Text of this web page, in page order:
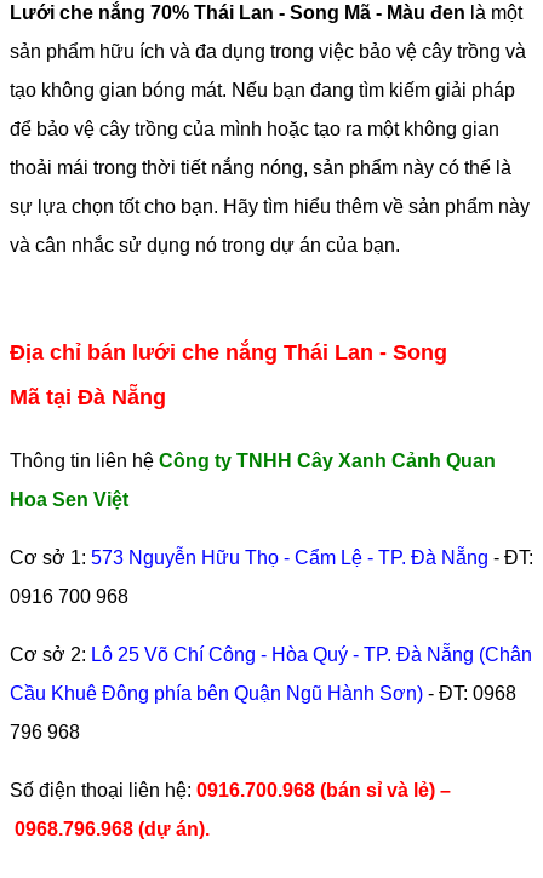
Lưới che nắng 70% Thái Lan - Song Mã - Màu đen là một
sản phẩm hữu ích và đa dụng trong việc bảo vệ cây trồng và
tạo không gian bóng mát. Nếu bạn đang tìm kiếm giải pháp
để bảo vệ cây trồng của mình hoặc tạo ra một không gian
thoải mái trong thời tiết nắng nóng, sản phẩm này có thể là
sự lựa chọn tốt cho bạn. Hãy tìm hiểu thêm về sản phẩm này
và cân nhắc sử dụng nó trong dự án của bạn.
Địa chỉ bán lưới che nắng Thái Lan - Song
Mã tại Đà Nẵng
Thông tin liên hệ Công ty TNHH Cây Xanh Cảnh Quan
Hoa Sen Việt
Cơ sở 1: 573 Nguyễn Hữu Thọ - Cẩm Lệ - TP. Đà Nẵng - ĐT:
0916 700 968
Cơ sở 2: Lô 25 Võ Chí Công - Hòa Quý - TP. Đà Nẵng (Chân
Cầu Khuê Đông phía bên Quận Ngũ Hành Sơn) - ĐT: 0968
796 968
​Số điện thoại liên hệ: 0916.700.968 (bán sỉ và lẻ) –
0968.796.968 (dự án).